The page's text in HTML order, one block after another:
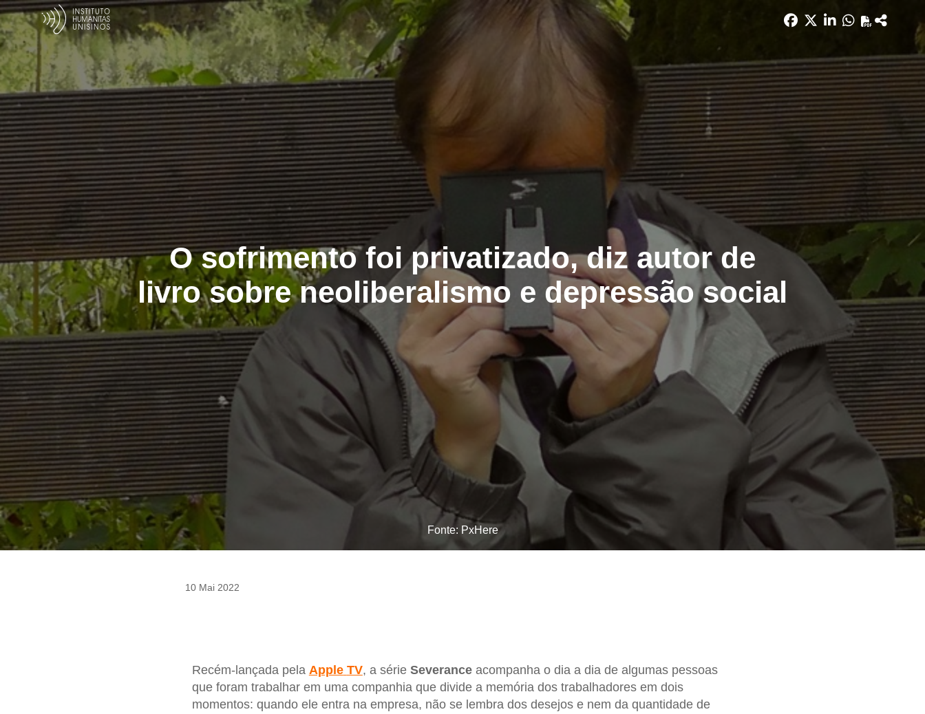
O sofrimento foi privatizado, diz autor de
livro sobre neoliberalismo e depressão social
Fonte: PxHere
10 Mai 2022
Recém-lançada pela Apple TV, a série Severanceacompanha o dia a dia de algumas pessoas
que foram trabalhar em uma companhia que divide a memória dos trabalhadores em dois
momentos: quando ele entra na empresa, não se lembra dos desejos e nem da quantidade de